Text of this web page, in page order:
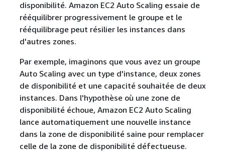
disponibilité. Amazon EC2 Auto Scaling essaie de
rééquilibrer progressivement le groupe et le
rééquilibrage peut résilier les instances dans
d'autres zones.
Par exemple, imaginons que vous avez un groupe
Auto Scaling avec un type d'instance, deux zones
de disponibilité et une capacité souhaitée de deux
instances. Dans l'hypothèse où une zone de
disponibilité échoue, Amazon EC2 Auto Scaling
lance automatiquement une nouvelle instance
dans la zone de disponibilité saine pour remplacer
celle de la zone de disponibilité défectueuse.